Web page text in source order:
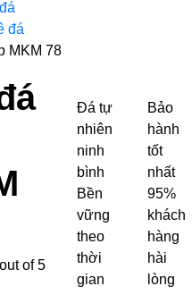
đá
MKM 78
out of 5
Đá tự
nhiên
ninh
bình
Bền
vững
theo
thời
gian
Bảo
hành
tốt
nhất
95%
khách
hàng
hài
lòng